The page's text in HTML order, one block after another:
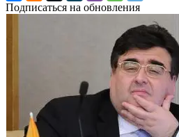
Подписаться на обновления